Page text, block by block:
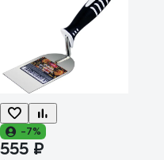
-7%
555 ₽